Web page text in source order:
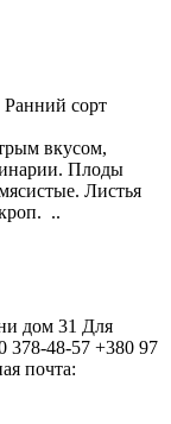
сорт
вкусом,
Плоды
Листья
..
дом 31 Для
378-48-57 +380 97
почта: